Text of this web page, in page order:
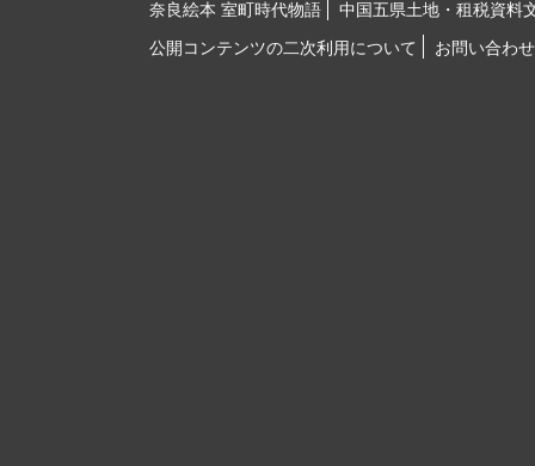
奈良絵本 室町時代物語
中国五県土地・租税資料
公開コンテンツの二次利用について
お問い合わせ